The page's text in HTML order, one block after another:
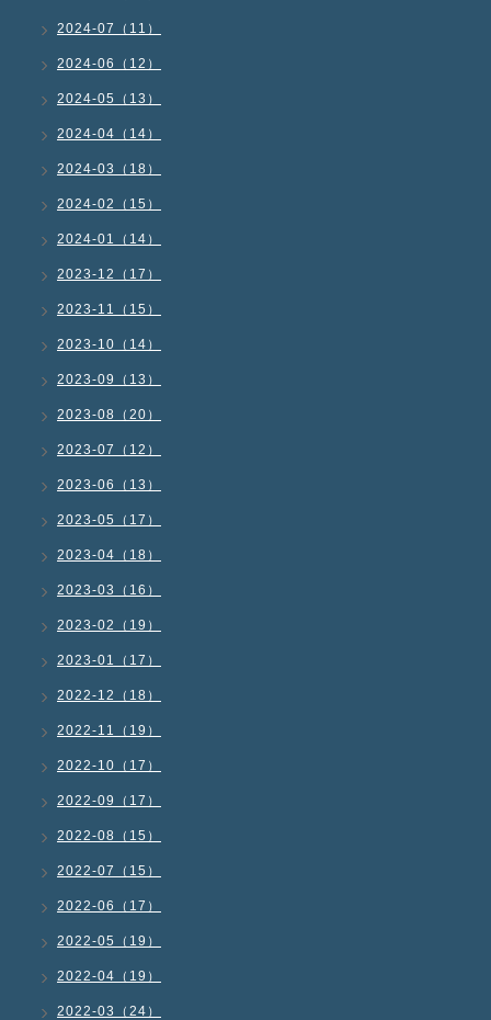
2024-07（11）
2024-06（12）
2024-05（13）
2024-04（14）
2024-03（18）
2024-02（15）
2024-01（14）
2023-12（17）
2023-11（15）
2023-10（14）
2023-09（13）
2023-08（20）
2023-07（12）
2023-06（13）
2023-05（17）
2023-04（18）
2023-03（16）
2023-02（19）
2023-01（17）
2022-12（18）
2022-11（19）
2022-10（17）
2022-09（17）
2022-08（15）
2022-07（15）
2022-06（17）
2022-05（19）
2022-04（19）
2022-03（24）